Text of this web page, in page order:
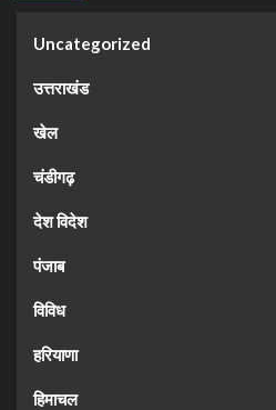
Uncategorized
उत्तराखंड
खेल
चंडीगढ़
देश विदेश
पंजाब
विविध
हरियाणा
हिमाचल